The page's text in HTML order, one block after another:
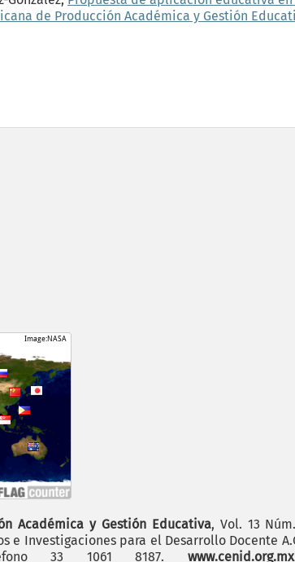
de Producción Académica y Gestión
Académica y Gestión Educativa, Vol. 13
Investigaciones para el Desarrollo Docente
33 1061 8187. www.cenid.org.mx